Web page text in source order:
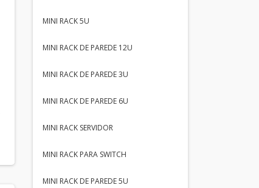
MINI RACK 5U
MINI RACK DE PAREDE 12U
MINI RACK DE PAREDE 3U
MINI RACK DE PAREDE 6U
MINI RACK SERVIDOR
MINI RACK PARA SWITCH
MINI RACK DE PAREDE 5U